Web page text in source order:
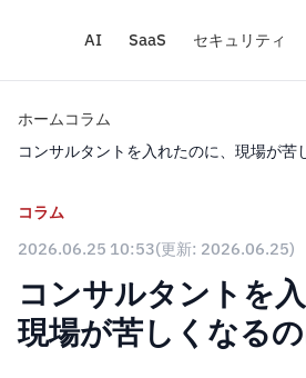
AI SaaS セキュリティ
ホームコラム
コンサルタントを入れたのに、現場が苦
コラム
2026.06.25 10:53(更新: 2026.06.25)
コンサルタントを入
現場が苦しくなる